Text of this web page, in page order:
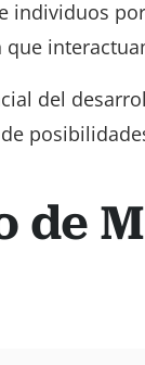
individuos
del
de